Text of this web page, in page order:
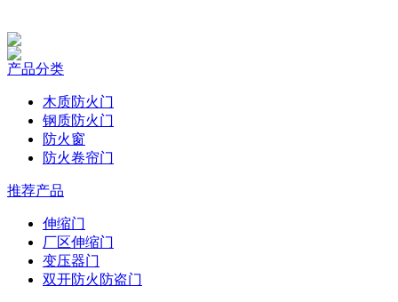
产品分类
木质防火门
钢质防火门
防火窗
防火卷帘门
推荐产品
伸缩门
厂区伸缩门
变压器门
双开防火防盗门